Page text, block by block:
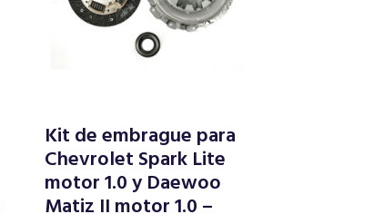
Kit de embrague para
Chevrolet Spark Lite
motor 1.0 y Daewoo
Matiz II motor 1.0 –